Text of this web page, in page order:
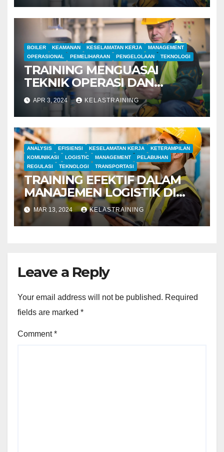
BOILER KEAMANAN KESELAMATAN KERJA
MANAGEMENT
OPERASIONAL
PEMELIHARAAN PENGELOLAAN TEKNOLOGI
TRAINING MENGUASAI
TEKNIK OPERASI DAN
MANAJEMEN PABRIK BOILER
APR 3, 2024 KELASTRAINING
ANALYSIS EFISIENSI KESELAMATAN KERJA
KETERAMPILAN
KOMUNIKASI
LOGISTIC MANAGEMENT
PELABUHAN
REGULASI
TEKNOLOGI TRANSPORTASI
TRAINING EFEKTIF DALAM
MANAJEMEN LOGISTIK DI
LINGKUNGAN PELABUHAN
MAR 13, 2024 KELASTRAINING
Leave a Reply
Your email address will not be published. Required
fields are marked *
Comment*